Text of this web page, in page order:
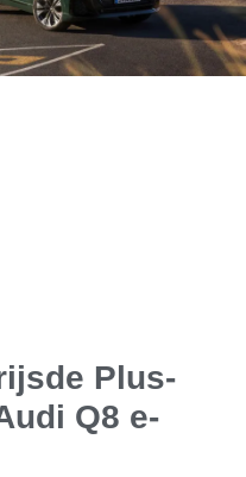
Plus-
Q8 e-